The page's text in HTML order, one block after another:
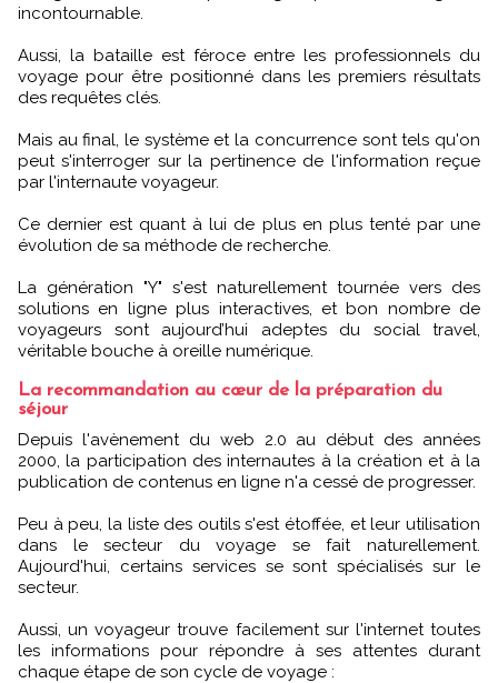
incontournable.
Aussi, la bataille est féroce entre les professionnels du
voyage pour être positionné dans les premiers résultats
des requêtes clés.
Mais au final, le système et la concurrence sont tels qu'on
peut s'interroger sur la pertinence de l'information reçue
par l'internaute voyageur.
Ce dernier est quant à lui de plus en plus tenté par une
évolution de sa méthode de recherche.
La génération "Y" s'est naturellement tournée vers des
solutions en ligne plus interactives, et bon nombre de
voyageurs sont aujourd’hui adeptes du social travel,
véritable bouche à oreille numérique.
La recommandation au cœur de la préparation du
séjour
Depuis l'avènement du web 2.0 au début des années
2000, la participation des internautes à la création et à la
publication de contenus en ligne n'a cessé de progresser.
Peu à peu, la liste des outils s'est étoffée, et leur utilisation
dans le secteur du voyage se fait naturellement.
Aujourd'hui, certains services se sont spécialisés sur le
secteur.
Aussi, un voyageur trouve facilement sur l'internet toutes
les informations pour répondre à ses attentes durant
chaque étape de son cycle de voyage :